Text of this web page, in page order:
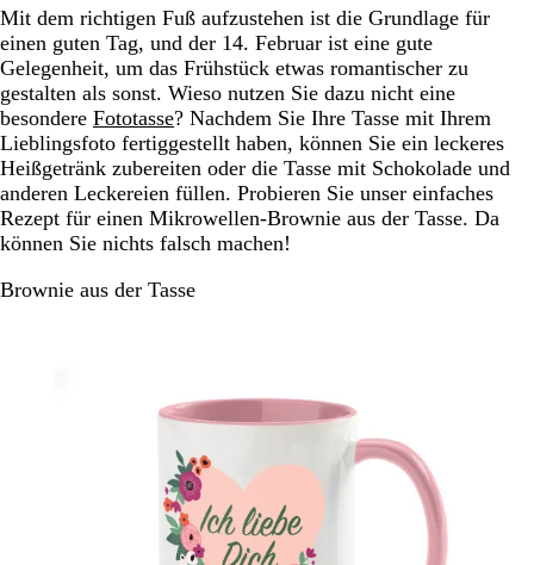
Mit dem richtigen Fuß aufzustehen ist die Grundlage für
einen guten Tag, und der 14. Februar ist eine gute
Gelegenheit, um das Frühstück etwas romantischer zu
gestalten als sonst. Wieso nutzen Sie dazu nicht eine
besondere Fototasse? Nachdem Sie Ihre Tasse mit Ihrem
Lieblingsfoto fertiggestellt haben, können Sie ein leckeres
Heißgetränk zubereiten oder die Tasse mit Schokolade und
anderen Leckereien füllen. Probieren Sie unser einfaches
Rezept für einen Mikrowellen-Brownie aus der Tasse. Da
können Sie nichts falsch machen!
Brownie aus der Tasse